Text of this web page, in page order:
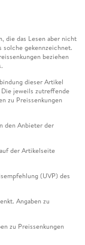
die das Lesen aber nicht
solche gekennzeichnet.
beziehen
dieser Artikel
Die jeweils zutreffende
zu Preissenkungen
den Anbieter der
der Artikelseite
(UVP) des
Angaben zu
zu Preissenkungen